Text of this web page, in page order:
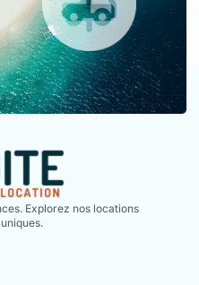
Explorez nos locations